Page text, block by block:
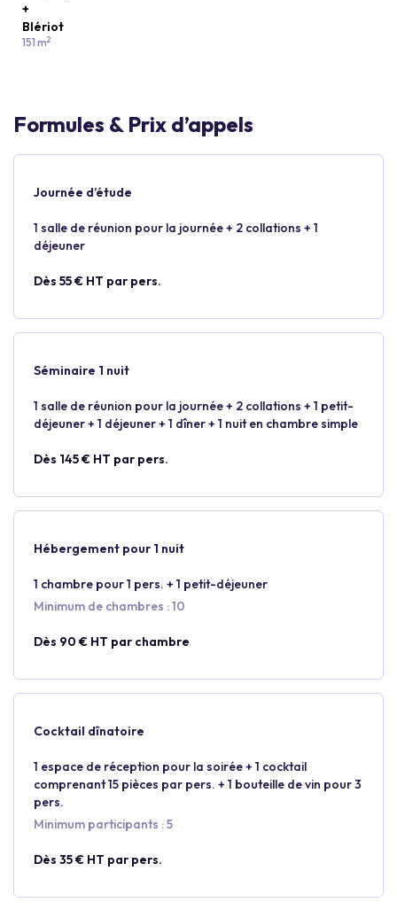
+
Blériot
151 m2
Formules & Prix d’appels
Journée d’étude
1 salle de réunion pour la journée + 2 collations + 1
déjeuner
Dès 55 € HT par pers.
Séminaire 1 nuit
1 salle de réunion pour la journée + 2 collations + 1 petit-
déjeuner + 1 déjeuner + 1 dîner + 1 nuit en chambre simple
Dès 145 € HT par pers.
Hébergement pour 1 nuit
1 chambre pour 1 pers. + 1 petit-déjeuner
Minimum de chambres : 10
Dès 90 € HT par chambre
Cocktail dînatoire
1 espace de réception pour la soirée + 1 cocktail
comprenant 15 pièces par pers. + 1 bouteille de vin pour 3
pers.
Minimum participants : 5
Dès 35 € HT par pers.